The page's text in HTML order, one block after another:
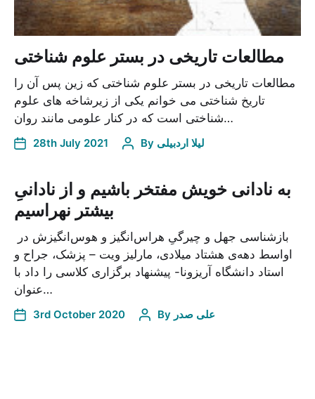
مطالعات تاریخی در بستر علوم شناختی
مطالعات تاریخی در بستر علوم شناختی که زین پس آن را
تاریخ شناختی می خوانم یکی از زیرشاخه های علوم
شناختی است که در کنار علومی مانند روان‌…
28th July 2021 By لیلا اردبیلی
به نادانی خویش مفتخر باشیم و از نادانیِ
بیشتر نهراسیم
اواسط دهه‌ی هشتاد میلادی، مارلیز ویت – پزشک، جراح و
استاد دانشگاه آریزونا- پیشنهاد برگزاری کلاسی را داد با
عنوان…
3rd October 2020 By علی صدر